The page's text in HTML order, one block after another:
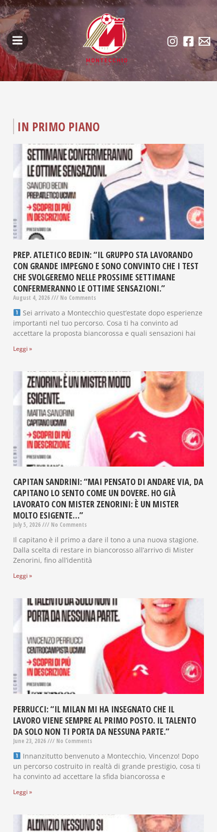
Skip
to
content
Main
Menu
IN PRIMO PIANO
PREP. ATLETICO BEDIN: “IL GRUPPO STA LAVORANDO
CON GRANDE IMPEGNO E SONO CONVINTO CHE I TEST
CHE SVOLGEREMO NELLE PROSSIME SETTIMANE
CONFERMERANNO LE OTTIME SENSAZIONI.”
August 4, 2026 No Comments
Sei arrivato a Montecchio quest’estate dopo esperienze
importanti nel tuo percorso. Cosa ti ha convinto ad
accettare la proposta biancorossa e quali sensazioni hai
Leggi »
CAPITAN SANDRINI: “MAI PENSATO DI ANDARE VIA, DA
CAPITANO LO SENTO COME UN DOVERE. HO GIÀ
LAVORATO CON MISTER ZENORINI: È UN MISTER
MOLTO ESIGENTE…”
July 5, 2026 No Comments
Il capitano è il primo a dare il tono a una nuova stagione.
Dalla scelta di restare in biancorosso all’arrivo di Mister
Zenorini, fino all’identità
Leggi »
PERRUCCI: “IL MILAN MI HA INSEGNATO CHE IL
LAVORO VIENE SEMPRE AL PRIMO POSTO. IL TALENTO
DA SOLO NON TI PORTA DA NESSUNA PARTE.”
June 23, 2026 No Comments
Innanzitutto benvenuto a Montecchio, Vincenzo! Dopo
un percorso costruito in realtà di grande prestigio, cosa ti
ha convinto ad accettare la sfida biancorossa e
Leggi »